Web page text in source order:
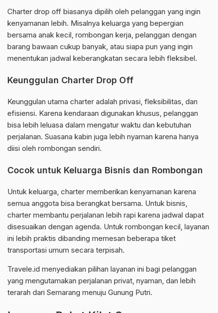
Charter drop off biasanya dipilih oleh pelanggan yang ingin
kenyamanan lebih. Misalnya keluarga yang bepergian
bersama anak kecil, rombongan kerja, pelanggan dengan
barang bawaan cukup banyak, atau siapa pun yang ingin
menentukan jadwal keberangkatan secara lebih fleksibel.
Keunggulan Charter Drop Off
Keunggulan utama charter adalah privasi, fleksibilitas, dan
efisiensi. Karena kendaraan digunakan khusus, pelanggan
bisa lebih leluasa dalam mengatur waktu dan kebutuhan
perjalanan. Suasana kabin juga lebih nyaman karena hanya
diisi oleh rombongan sendiri.
Cocok untuk Keluarga Bisnis dan Rombongan
Untuk keluarga, charter memberikan kenyamanan karena
semua anggota bisa berangkat bersama. Untuk bisnis,
charter membantu perjalanan lebih rapi karena jadwal dapat
disesuaikan dengan agenda. Untuk rombongan kecil, layanan
ini lebih praktis dibanding memesan beberapa tiket
transportasi umum secara terpisah.
Travele.id menyediakan pilihan layanan ini bagi pelanggan
yang mengutamakan perjalanan privat, nyaman, dan lebih
terarah dari Semarang menuju Gunung Putri.